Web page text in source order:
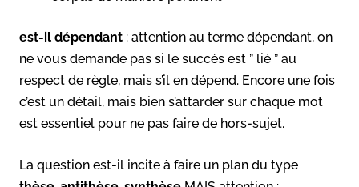
est-il dépendant : attention au terme dépendant, on
ne vous demande pas si le succès est ” lié ” au
respect de règle, mais s’il en dépend. Encore une fois
c’est un détail, mais bien s’attarder sur chaque mot
est essentiel pour ne pas faire de hors-sujet.
La question est-il incite à faire un plan du type